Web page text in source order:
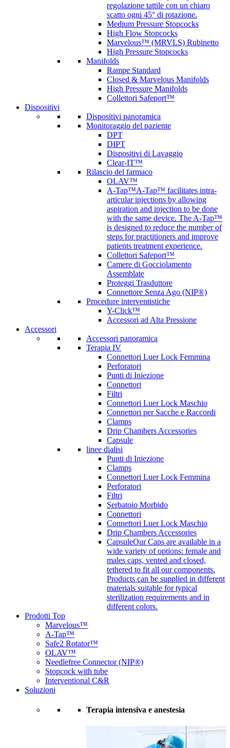
regolazione tattile con un chiaro
scatto ogni 45° di rotazione.
Medium Pressure Stopcocks
High Flow Stopcocks
Marvelous™ (MRVLS) Rubinetto
High Pressure Stopcocks
Manifolds
Rampe Standard
Closed & Marvelous Manifolds
High Pressure Manifolds
Collettori Safeport™
Dispositivi
Dispositivi panoramica
Monitoraggio del paziente
DPT
DIPT
Dispositivi di Lavaggio
Clear-IT™
Rilascio del farmaco
OLAV™
A-Tap™A-Tap™ facilitates intra-
articular injections by allowing
aspiration and injection to be done
with the same device. The A-Tap™
is designed to reduce the number of
steps for practitioners and improve
patients treatment experience.
Collettori Safeport™
Camere di Gocciolamento
Assemblate
Proteggi Trasduttore
Connettore Senza Ago (NIP®)
Procedure interventistiche
Y-Click™
Accessori ad Alta Pressione
Accessori
Accessori panoramica
Terapia IV
Connettori Luer Lock Femmina
Perforatori
Punti di Iniezione
Connettori
Filtri
Connettori Luer Lock Maschio
Connettori per Sacche e Raccordi
Clamps
Drip Chambers Accessories
Capsule
linee dialisi
Punti di Iniezione
Clamps
Connettori Luer Lock Femmina
Perforatori
Filtri
Serbatoio Morbido
Connettori
Connettori Luer Lock Maschio
Drip Chambers Accessories
CapsuleOur Caps are available in a
wide variety of options: female and
males caps, vented and closed,
tethered to fit all our components.
Products can be supplied in different
materials suitable for typical
sterilization requirements and in
different colors.
Prodotti Top
Marvelous™
A-Tap™
Safe2 Rotator™
OLAV™
Needlefree Connector (NIP®)
Stopcock with tube
Interventional C&R
Soluzioni
Terapia intensiva e anestesia